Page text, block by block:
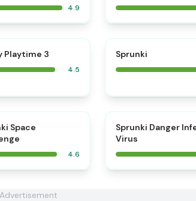
4.9
Playtime 3
4.5
Sprunki
Space
4.6
Sprunki Danger
Virus
Advertisement